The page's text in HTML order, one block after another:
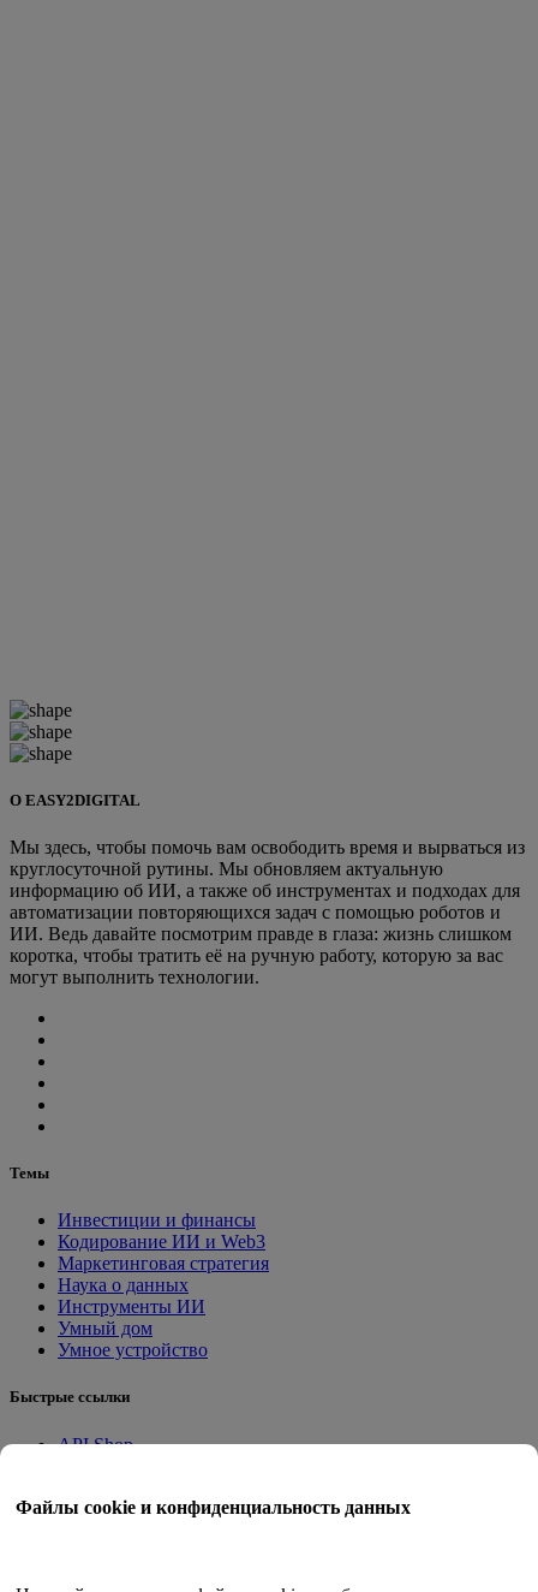
Файлы cookie и конфиденциальность данных
О EASY2DIGITAL
Мы здесь, чтобы помочь вам освободить время и вырваться из
круглосуточной рутины. Мы обновляем актуальную
информацию об ИИ, а также об инструментах и подходах для
автоматизации повторяющихся задач с помощью роботов и
ИИ. Ведь давайте посмотрим правде в глаза: жизнь слишком
коротка, чтобы тратить её на ручную работу, которую за вас
могут выполнить технологии.
Темы
Инвестиции и финансы
Кодирование ИИ и Web3
Маркетинговая стратегия
Наука о данных
Инструменты ИИ
Умный дом
Умное устройство
Быстрые ссылки
API Shop
Квант Трейд